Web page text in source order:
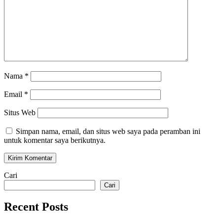
Nama *
Email *
Situs Web
Simpan nama, email, dan situs web saya pada peramban ini
untuk komentar saya berikutnya.
Cari
Cari
Recent Posts